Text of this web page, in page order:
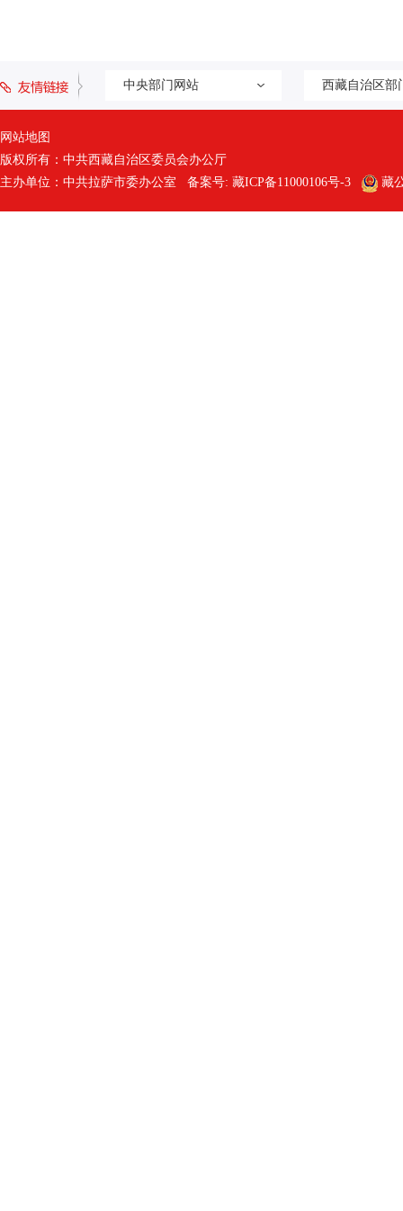
中央部门网站 西藏自治区部
网站地图
版权所有：中共西藏自治区委员会办公厅
主办单位：中共拉萨市委办公室 备案号: 藏ICP备11000106号-3 藏